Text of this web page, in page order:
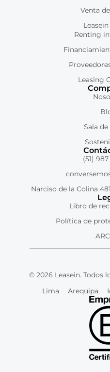
Venta
Renting
Leasing
Sala de
(51) 987
Narciso de la Colina
Libro de
Política de
© 2026 Leasein. Todos
Lima
Arequipa